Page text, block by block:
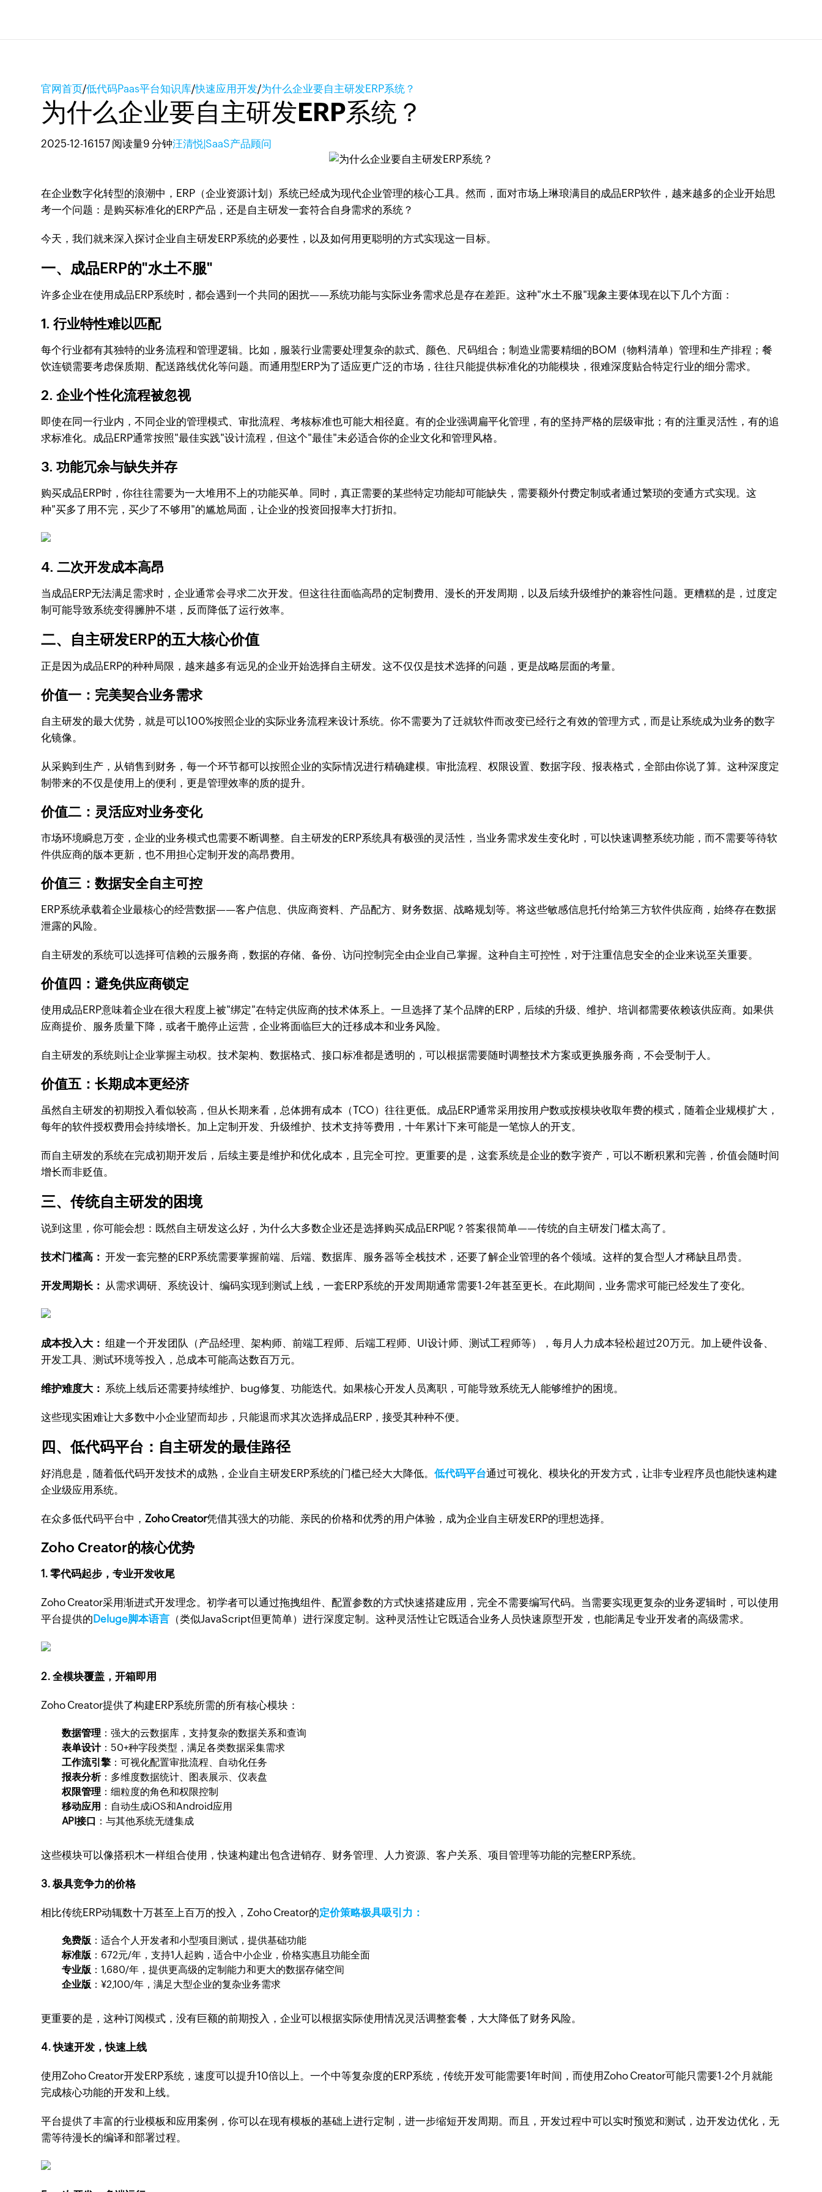
官网首页/低代码Paas平台知识库/快速应用开发/为什么企业要自主研发ERP系统？
为什么企业要自主研发ERP系统？
2025-12-16157 阅读量9 分钟汪清悦|SaaS产品顾问
在企业数字化转型的浪潮中，ERP（企业资源计划）系统已经成为现代企业管理的核心工具。然而，面对市场上琳琅满目的成品ERP软件，越来越多的企业开始思
考一个问题：是购买标准化的ERP产品，还是自主研发一套符合自身需求的系统？
今天，我们就来深入探讨企业自主研发ERP系统的必要性，以及如何用更聪明的方式实现这一目标。
一、成品ERP的"水土不服"
许多企业在使用成品ERP系统时，都会遇到一个共同的困扰——系统功能与实际业务需求总是存在差距。这种"水土不服"现象主要体现在以下几个方面：
1. 行业特性难以匹配
每个行业都有其独特的业务流程和管理逻辑。比如，服装行业需要处理复杂的款式、颜色、尺码组合；制造业需要精细的BOM（物料清单）管理和生产排程；餐
饮连锁需要考虑保质期、配送路线优化等问题。而通用型ERP为了适应更广泛的市场，往往只能提供标准化的功能模块，很难深度贴合特定行业的细分需求。
2. 企业个性化流程被忽视
即使在同一行业内，不同企业的管理模式、审批流程、考核标准也可能大相径庭。有的企业强调扁平化管理，有的坚持严格的层级审批；有的注重灵活性，有的追
求标准化。成品ERP通常按照"最佳实践"设计流程，但这个"最佳"未必适合你的企业文化和管理风格。
3. 功能冗余与缺失并存
购买成品ERP时，你往往需要为一大堆用不上的功能买单。同时，真正需要的某些特定功能却可能缺失，需要额外付费定制或者通过繁琐的变通方式实现。这
种"买多了用不完，买少了不够用"的尴尬局面，让企业的投资回报率大打折扣。
4. 二次开发成本高昂
当成品ERP无法满足需求时，企业通常会寻求二次开发。但这往往面临高昂的定制费用、漫长的开发周期，以及后续升级维护的兼容性问题。更糟糕的是，过度定
制可能导致系统变得臃肿不堪，反而降低了运行效率。
二、自主研发ERP的五大核心价值
正是因为成品ERP的种种局限，越来越多有远见的企业开始选择自主研发。这不仅仅是技术选择的问题，更是战略层面的考量。
价值一：完美契合业务需求
自主研发的最大优势，就是可以100%按照企业的实际业务流程来设计系统。你不需要为了迁就软件而改变已经行之有效的管理方式，而是让系统成为业务的数字
化镜像。
从采购到生产，从销售到财务，每一个环节都可以按照企业的实际情况进行精确建模。审批流程、权限设置、数据字段、报表格式，全部由你说了算。这种深度定
制带来的不仅是使用上的便利，更是管理效率的质的提升。
价值二：灵活应对业务变化
市场环境瞬息万变，企业的业务模式也需要不断调整。自主研发的ERP系统具有极强的灵活性，当业务需求发生变化时，可以快速调整系统功能，而不需要等待软
件供应商的版本更新，也不用担心定制开发的高昂费用。
价值三：数据安全自主可控
ERP系统承载着企业最核心的经营数据——客户信息、供应商资料、产品配方、财务数据、战略规划等。将这些敏感信息托付给第三方软件供应商，始终存在数据
泄露的风险。
自主研发的系统可以选择可信赖的云服务商，数据的存储、备份、访问控制完全由企业自己掌握。这种自主可控性，对于注重信息安全的企业来说至关重要。
价值四：避免供应商锁定
使用成品ERP意味着企业在很大程度上被"绑定"在特定供应商的技术体系上。一旦选择了某个品牌的ERP，后续的升级、维护、培训都需要依赖该供应商。如果供
应商提价、服务质量下降，或者干脆停止运营，企业将面临巨大的迁移成本和业务风险。
自主研发的系统则让企业掌握主动权。技术架构、数据格式、接口标准都是透明的，可以根据需要随时调整技术方案或更换服务商，不会受制于人。
价值五：长期成本更经济
虽然自主研发的初期投入看似较高，但从长期来看，总体拥有成本（TCO）往往更低。成品ERP通常采用按用户数或按模块收取年费的模式，随着企业规模扩大，
每年的软件授权费用会持续增长。加上定制开发、升级维护、技术支持等费用，十年累计下来可能是一笔惊人的开支。
而自主研发的系统在完成初期开发后，后续主要是维护和优化成本，且完全可控。更重要的是，这套系统是企业的数字资产，可以不断积累和完善，价值会随时间
增长而非贬值。
三、传统自主研发的困境
说到这里，你可能会想：既然自主研发这么好，为什么大多数企业还是选择购买成品ERP呢？答案很简单——传统的自主研发门槛太高了。
技术门槛高： 开发一套完整的ERP系统需要掌握前端、后端、数据库、服务器等全栈技术，还要了解企业管理的各个领域。这样的复合型人才稀缺且昂贵。
开发周期长： 从需求调研、系统设计、编码实现到测试上线，一套ERP系统的开发周期通常需要1-2年甚至更长。在此期间，业务需求可能已经发生了变化。
成本投入大： 组建一个开发团队（产品经理、架构师、前端工程师、后端工程师、UI设计师、测试工程师等），每月人力成本轻松超过20万元。加上硬件设备、
开发工具、测试环境等投入，总成本可能高达数百万元。
维护难度大： 系统上线后还需要持续维护、bug修复、功能迭代。如果核心开发人员离职，可能导致系统无人能够维护的困境。
这些现实困难让大多数中小企业望而却步，只能退而求其次选择成品ERP，接受其种种不便。
四、低代码平台：自主研发的最佳路径
好消息是，随着低代码开发技术的成熟，企业自主研发ERP系统的门槛已经大大降低。低代码平台通过可视化、模块化的开发方式，让非专业程序员也能快速构建
企业级应用系统。
在众多低代码平台中，Zoho Creator凭借其强大的功能、亲民的价格和优秀的用户体验，成为企业自主研发ERP的理想选择。
Zoho Creator的核心优势
1. 零代码起步，专业开发收尾
Zoho Creator采用渐进式开发理念。初学者可以通过拖拽组件、配置参数的方式快速搭建应用，完全不需要编写代码。当需要实现更复杂的业务逻辑时，可以使用
平台提供的 Deluge脚本语言 （类似JavaScript但更简单）进行深度定制。这种灵活性让它既适合业务人员快速原型开发，也能满足专业开发者的高级需求。
2. 全模块覆盖，开箱即用
Zoho Creator提供了构建ERP系统所需的所有核心模块：
数据管理 ：强大的云数据库，支持复杂的数据关系和查询
表单设计：50+种字段类型，满足各类数据采集需求
工作流引擎 ：可视化配置审批流程、自动化任务
报表分析：多维度数据统计、图表展示、仪表盘
权限管理 ：细粒度的角色和权限控制
移动应用 ：自动生成iOS和Android应用
API接口 ：与其他系统无缝集成
这些模块可以像搭积木一样组合使用，快速构建出包含进销存、财务管理、人力资源、客户关系、项目管理等功能的完整ERP系统。
3. 极具竞争力的价格
相比传统ERP动辄数十万甚至上百万的投入，Zoho Creator的定价策略极具吸引力：
免费版 ：适合个人开发者和小型项目测试，提供基础功能
标准版 ：672元/年，支持1人起购，适合中小企业，价格实惠且功能全面
专业版 ：1,680/年，提供更高级的定制能力和更大的数据存储空间
企业版 ：¥2,100/年，满足大型企业的复杂业务需求
更重要的是，这种订阅模式，没有巨额的前期投入，企业可以根据实际使用情况灵活调整套餐，大大降低了财务风险。
4. 快速开发，快速上线
使用Zoho Creator开发ERP系统，速度可以提升10倍以上。一个中等复杂度的ERP系统，传统开发可能需要1年时间，而使用Zoho Creator可能只需要1-2个月就能
完成核心功能的开发和上线。
平台提供了丰富的行业模板和应用案例，你可以在现有模板的基础上进行定制，进一步缩短开发周期。而且，开发过程中可以实时预览和测试，边开发边优化，无
需等待漫长的编译和部署过程。